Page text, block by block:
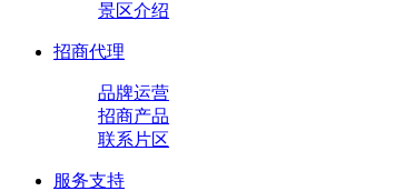
景区介绍
招商代理
品牌运营
招商产品
联系片区
服务支持